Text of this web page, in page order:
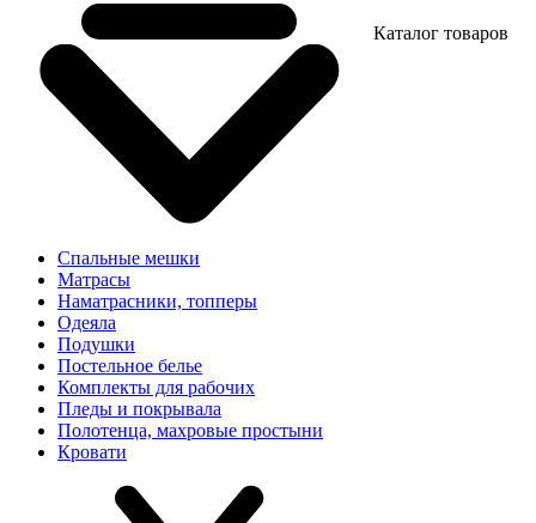
Каталог товаров
Спальные мешки
Матрасы
Наматрасники, топперы
Одеяла
Подушки
Постельное белье
Комплекты для рабочих
Пледы и покрывала
Полотенца, махровые простыни
Кровати